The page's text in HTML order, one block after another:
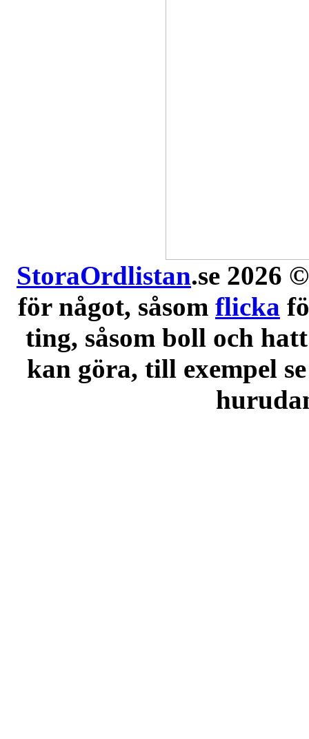
StoraOrdlistan.se 2026
för något, såsom flicka
ting, såsom boll och
kan göra, till exempel